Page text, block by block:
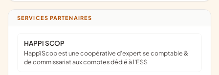
SERVICES PARTENAIRES
HAPPI SCOP
Happï Scop est une coopérative d’expertise comptable &
de commissariat aux comptes dédié à l'ESS